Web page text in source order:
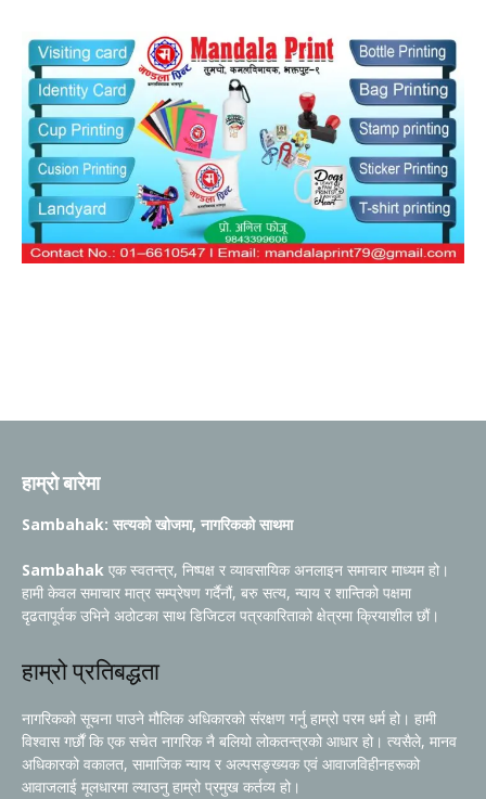
हाम्रो बारेमा
Sambahak: सत्यको खोजमा, नागरिकको साथमा
Sambahak एक स्वतन्त्र, निष्पक्ष र व्यावसायिक अनलाइन समाचार माध्यम हो।
हामी केवल समाचार मात्र सम्प्रेषण गर्दैनौं, बरु सत्य, न्याय र शान्तिको पक्षमा
दृढतापूर्वक उभिने अठोटका साथ डिजिटल पत्रकारिताको क्षेत्रमा क्रियाशील छौं।
हाम्रो प्रतिबद्धता
नागरिकको सूचना पाउने मौलिक अधिकारको संरक्षण गर्नु हाम्रो परम धर्म हो। हामी
विश्वास गर्छौं कि एक सचेत नागरिक नै बलियो लोकतन्त्रको आधार हो। त्यसैले, मानव
अधिकारको वकालत, सामाजिक न्याय र अल्पसङ्ख्यक एवं आवाजविहीनहरूको
आवाजलाई मूलधारमा ल्याउनु हाम्रो प्रमुख कर्तव्य हो।